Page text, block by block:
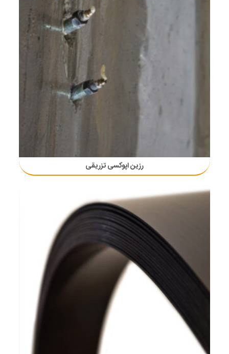
رزین اپوکسی تزریقی